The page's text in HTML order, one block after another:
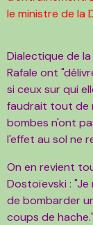
le ministre de la
Dialectique de
Rafale ont
si ceux sur qui
faudrait tout de
bombes n'ont
l'effet au sol ne
On en revient
Dostoïevski :
de bombarder
coups de hache."